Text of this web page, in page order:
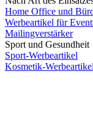
Home Office und
Werbeartikel für
Mailingverstärker
Sport und Gesundheit
Sport-Werbeartikel
Kosmetik-Werbeartikel